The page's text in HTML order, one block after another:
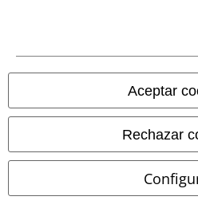
Aceptar
Rechazar
Descuentos para ti
Descuento para estudiantes